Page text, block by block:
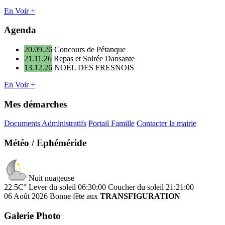
En Voir +
Agenda
20.09.26 Concours de Pétanque
21.11.26 Repas et Soirée Dansante
13.12.26 NOËL DES FRESNOIS
En Voir +
Mes démarches
Documents Administratifs Portail Famille Contacter la mairie
Météo / Ephéméride
Nuit nuageuse
22.5C° Lever du soleil 06:30:00 Coucher du soleil 21:21:00
06 Août 2026 Bonne fête aux TRANSFIGURATION
Galerie Photo